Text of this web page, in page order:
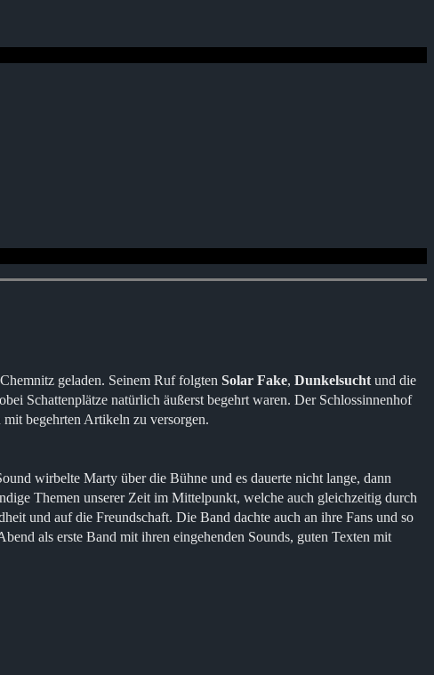
geladen. Seinem Ruf folgten Solar Fake, Dunkelsucht und die
Schattenplätze natürlich äußerst begehrt waren. Der Schlossinnenhof
begehrten Artikeln zu versorgen.
wirbelte Marty über die Bühne und es dauerte nicht lange, dann
Themen unserer Zeit im Mittelpunkt, welche auch gleichzeitig durch
und auf die Freundschaft. Die Band dachte auch an ihre Fans und so
als erste Band mit ihren eingehenden Sounds, guten Texten mit